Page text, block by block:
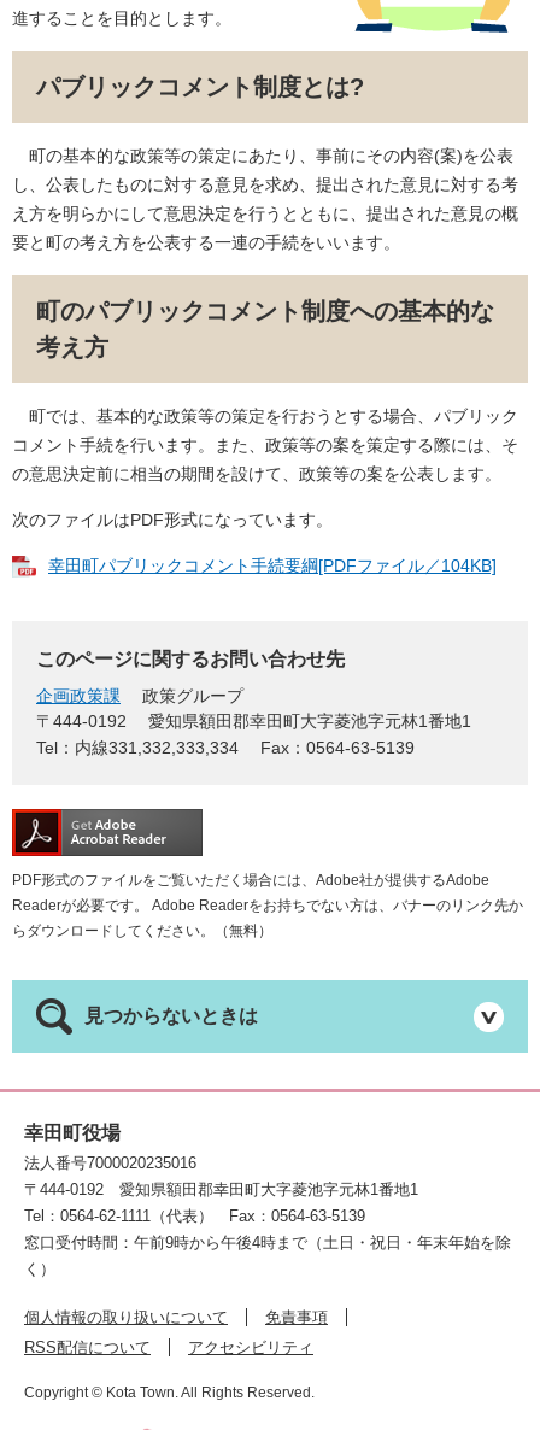
進することを目的とします。
パブリックコメント制度とは?
町の基本的な政策等の策定にあたり、事前にその内容(案)を公表
し、公表したものに対する意見を求め、提出された意見に対する考
え方を明らかにして意思決定を行うとともに、提出された意見の概
要と町の考え方を公表する一連の手続をいいます。
町のパブリックコメント制度への基本的な
考え方
町では、基本的な政策等の策定を行おうとする場合、パブリック
コメント手続を行います。また、政策等の案を策定する際には、そ
の意思決定前に相当の期間を設けて、政策等の案を公表します。
次のファイルはPDF形式になっています。
幸田町パブリックコメント手続要綱[PDFファイル／104KB]
このページに関するお問い合わせ先
企画政策課
政策グループ
〒444-0192
愛知県額田郡幸田町大字菱池字元林1番地1
Tel：内線331,332,333,334
Fax：0564-63-5139
PDF形式のファイルをご覧いただく場合には、Adobe社が提供するAdobe
Readerが必要です。
Adobe Readerをお持ちでない方は、バナーのリンク先か
らダウンロードしてください。（無料）
見つからないときは
幸田町役場
法人番号7000020235016
〒444-0192
愛知県額田郡幸田町大字菱池字元林1番地1
Tel：0564-62-1111（代表）
Fax：0564-63-5139
窓口受付時間：午前9時から午後4時まで（土日・祝日・年末年始を除
く）
個人情報の取り扱いについて
免責事項
RSS配信について
アクセシビリティ
Copyright © Kota Town. All Rights Reserved.